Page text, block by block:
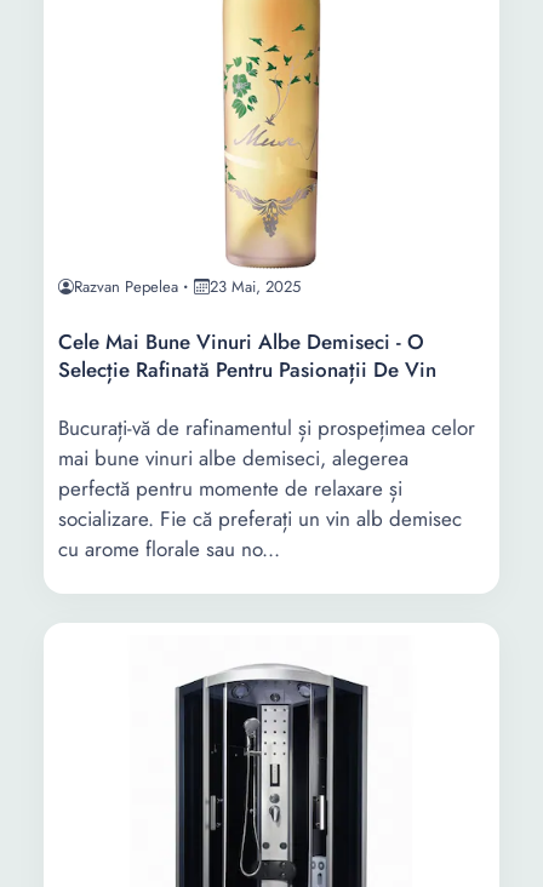
Razvan Pepelea 23 Mai, 2025
Cele Mai Bune Vinuri Albe Demiseci - O
Selecție Rafinată Pentru Pasionații De Vin
Bucurați-vă de rafinamentul și prospețimea celor
mai bune vinuri albe demiseci, alegerea
perfectă pentru momente de relaxare și
socializare. Fie că preferați un vin alb demisec
cu arome florale sau no...